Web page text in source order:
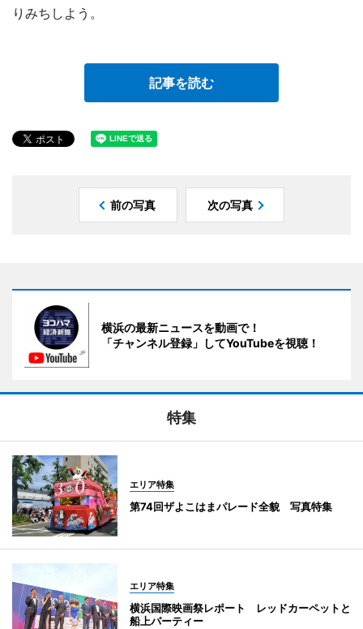
りみちしよう。
記事を読む
前の写真 次の写真
横浜の最新ニュースを動画で！
「チャンネル登録」してYouTubeを視聴！
特集
エリア特集
第74回ザよこはまパレード全貌 写真特集
エリア特集
横浜国際映画祭レポート レッドカーペットと
船上パーティー